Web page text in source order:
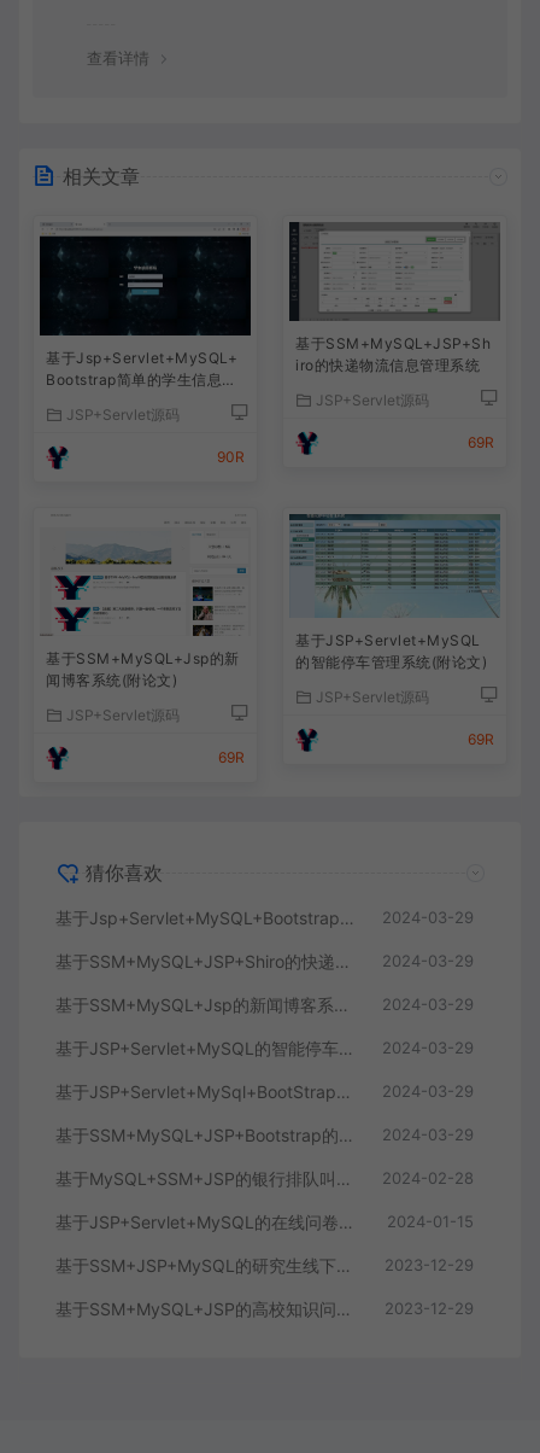
查看详情
相关文章
基于Jsp+Servlet+MySQL+
Bootstrap简单的学生信息管
JSP+Servlet源码
90R
基于SSM+MySQL+JSP+Sh
iro的快递物流信息管理系统
JSP+Servlet源码
69R
基于SSM+MySQL+Jsp的新
闻博客系统(附论文)
JSP+Servlet源码
69R
基于JSP+Servlet+MySQL
的智能停车管理系统(附论文)
JSP+Servlet源码
69R
猜你喜欢
基于Jsp+Servlet+MySQL+Bootstrap简单的学生信息管理系统 2024-03-29
基于SSM+MySQL+JSP+Shiro的快递物流信息管理系统 2024-03-29
基于SSM+MySQL+Jsp的新闻博客系统(附论文) 2024-03-29
基于JSP+Servlet+MySQL的智能停车管理系统(附论文) 2024-03-29
基于JSP+Servlet+MySql+BootStrap的在线购物商城 2024-03-29
基于SSM+MySQL+JSP+Bootstrap的实现的游戏商城系统 2024-03-29
基于MySQL+SSM+JSP的银行排队叫号系统(附论文) 2024-02-28
基于JSP+Servlet+MySQL的在线问卷调查系统(附文档) 2024-01-15
基于SSM+JSP+MySQL的研究生线下复试考试系统 2023-12-29
基于SSM+MySQL+JSP的高校知识问答答题系统 2023-12-29